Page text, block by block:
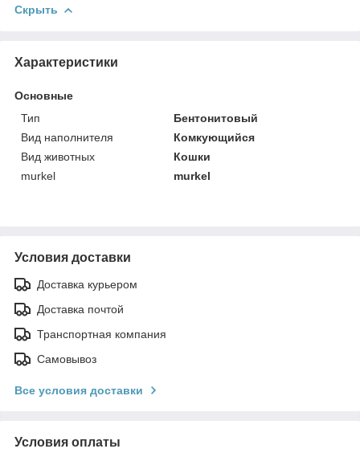
Скрыть
Характеристики
Основные
Тип
Бентонитовый
Вид наполнителя
Комкующийся
Вид животных
Кошки
murkel
murkel
Условия доставки
Доставка курьером
Доставка почтой
Транспортная компания
Самовывоз
Все условия доставки
Условия оплаты